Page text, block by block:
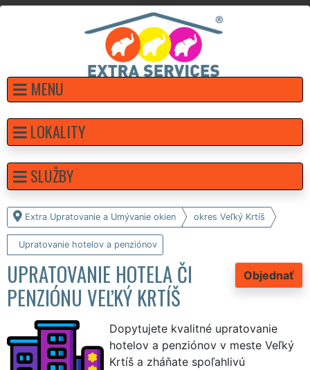
MENU
Extra Upratovanie a Umývanie okien okres Veľký Krtíš
Upratovanie hotelov a penziónov
Objednať
UPRATOVANIE HOTELA ČI
PENZIÓNU VEĽKÝ KRTÍŠ
Dopytujete kvalitné upratovanie
hotelov a penziónov v meste Veľký
Krtíš a zháňate spoľahlivú
LOKALITY
SLUŽBY